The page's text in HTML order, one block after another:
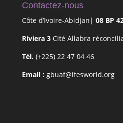
Contactez-nous
Côte d’Ivoire-Abidjan| 08 BP
Riviera 3Cité Allabra
Tél. (+225) 22 47 04 46
Email : gbuaf@ifesworld.org